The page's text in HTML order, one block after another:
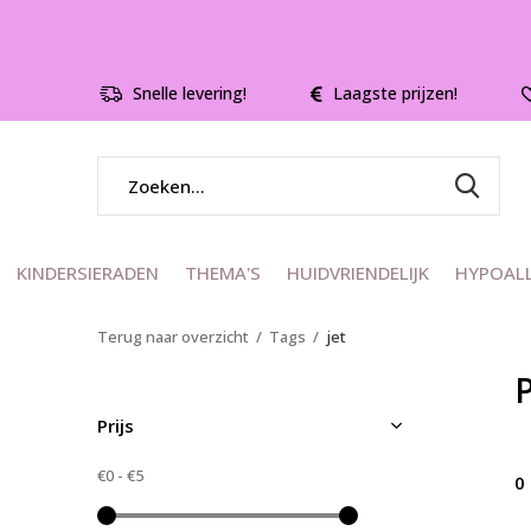
KINDERSIERADEN THEMA'S HUIDVRIENDELIJK
Snelle levering! Laagste prijzen!
Terug naar overzicht Tags jet
0
Prijs
€0 - €5